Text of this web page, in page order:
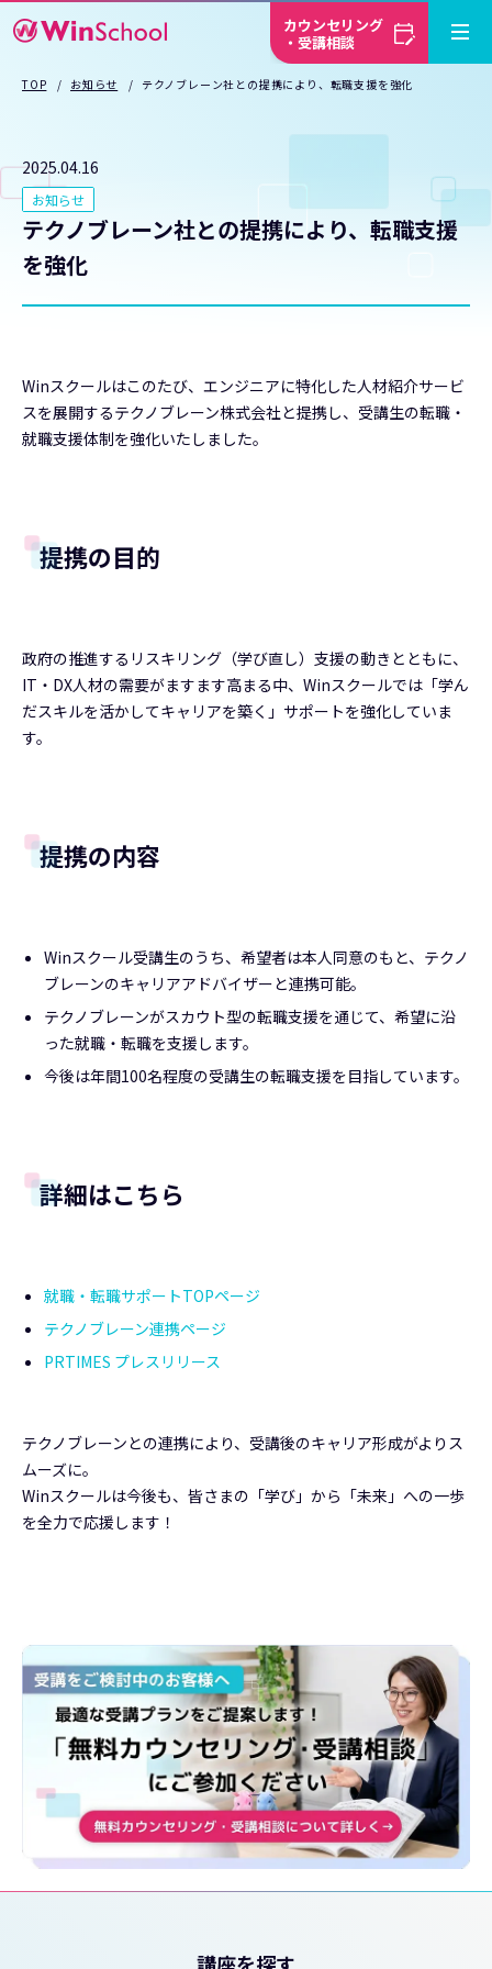
カウンセリング
・受講相談
TOP お知らせ テクノブレーン社との提携により、転職支援を強化
2025.04.16
お知らせ
テクノブレーン社との提携により、転職支援
を強化
Winスクールはこのたび、エンジニアに特化した人材紹介サービ
スを展開するテクノブレーン株式会社と提携し、受講生の転職・
就職支援体制を強化いたしました。
提携の目的
政府の推進するリスキリング（学び直し）支援の動きとともに、
IT・DX人材の需要がますます高まる中、Winスクールでは「学ん
だスキルを活かしてキャリアを築く」サポートを強化していま
す。
提携の内容
Winスクール受講生のうち、希望者は本人同意のもと、テクノ
ブレーンのキャリアアドバイザーと連携可能。
テクノブレーンがスカウト型の転職支援を通じて、希望に沿
った就職・転職を支援します。
今後は年間100名程度の受講生の転職支援を目指しています。
詳細はこちら
就職・転職サポートTOPページ
テクノブレーン連携ページ
PRTIMES プレスリリース
テクノブレーンとの連携により、受講後のキャリア形成がよりス
ムーズに。
Winスクールは今後も、皆さまの「学び」から「未来」への一歩
を全力で応援します！